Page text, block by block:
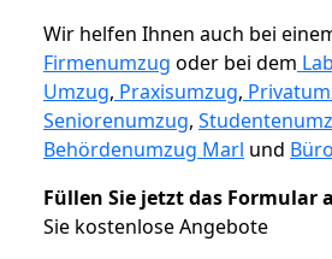
Wir helfen Ihnen auch bei
Firmenumzug oder bei dem
Umzug, Praxisumzug,
Seniorenumzug,
Behördenumzug Marl und
Füllen Sie jetzt das Formular
Sie kostenlose Angebote